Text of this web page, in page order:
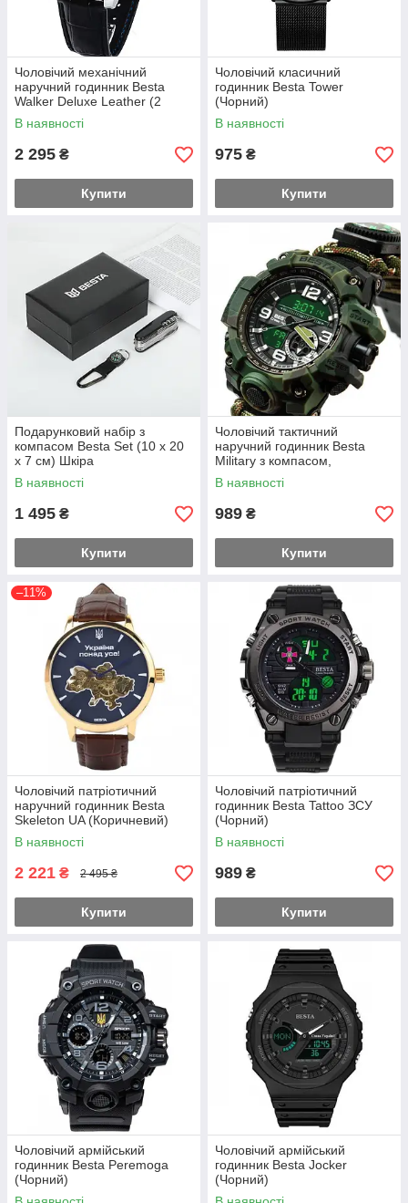
Чоловічий механічний
наручний годинник Besta
Walker Deluxe Leather (2
ремінці)
В наявності
2 295 ₴
Купити
Чоловічий класичний
годинник Besta Tower
(Чорний)
В наявності
975 ₴
Купити
Подарунковий набір з
компасом Besta Set (10 х 20
х 7 см) Шкіра
В наявності
1 495 ₴
Купити
Чоловічий тактичний
наручний годинник Besta
Military з компасом,
термометром, свистком
(Камуфляж)
В наявності
989 ₴
Купити
–11%
Чоловічий патріотичний
наручний годинник Besta
Skeleton UA (Коричневий)
В наявності
2 221 ₴ 2 495 ₴
Купити
Чоловічий патріотичний
годинник Besta Tattoo ЗСУ
(Чорний)
В наявності
989 ₴
Купити
Чоловічий армійський
годинник Besta Peremoga
(Чорний)
Чоловічий армійський
годинник Besta Jocker
(Чорний)